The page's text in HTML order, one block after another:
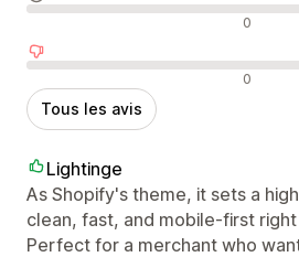
Avis neutres 0
Avis négatifs 0
Tous les avis
Lightinge
As Shopify's theme, it sets a
clean, fast, and mobile-first
Perfect for a merchant who